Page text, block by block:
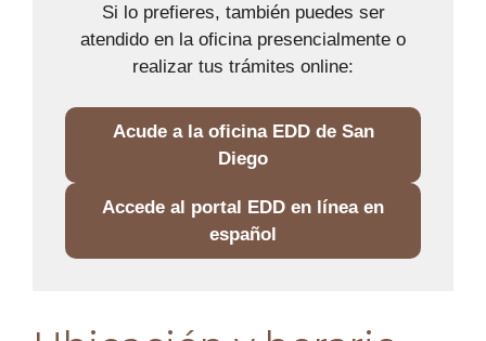
Si lo prefieres, también puedes ser
atendido en la oficina presencialmente o
realizar tus trámites online:
Acude a la oficina EDD de San
Diego
Accede al portal EDD en línea en
español